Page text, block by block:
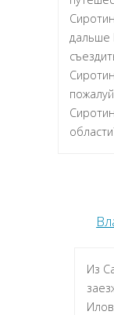
дальше
Из